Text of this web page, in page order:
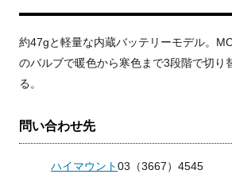
約47gと軽量な内蔵バッテリーモデル。
のバルブで暖色から寒色まで3段階で切り
る。
問い合わせ先
ハイマウント03（3667）4545